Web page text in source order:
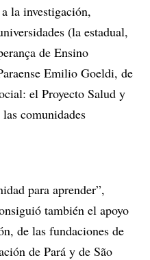
la investigación,
(la estadual,
de Ensino
Emilio Goeldi, de
el Proyecto Salud y
comunidades
para aprender”,
también el apoyo
de las fundaciones de
de Pará y de São